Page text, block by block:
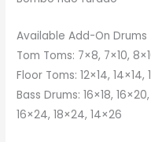
Available Add-On Drums
Tom Toms: 7×8, 7×10,
Floor Toms: 12×14, 14×14,
Bass Drums: 16×18,
16×24, 18×24, 14×26